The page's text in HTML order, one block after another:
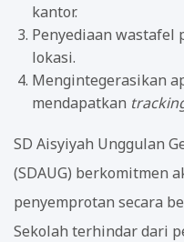
kantor.
Penyediaan
lokasi.
Mengintegerasikan
mendapatkan
SD Aisyiyah Unggulan
(SDAUG) berkomitmen
penyemprotan secara
Sekolah terhindar dari